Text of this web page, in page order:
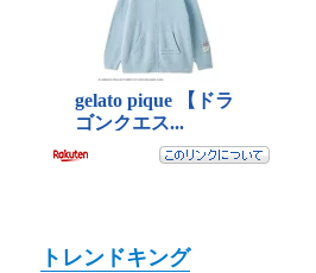
トレンドキング